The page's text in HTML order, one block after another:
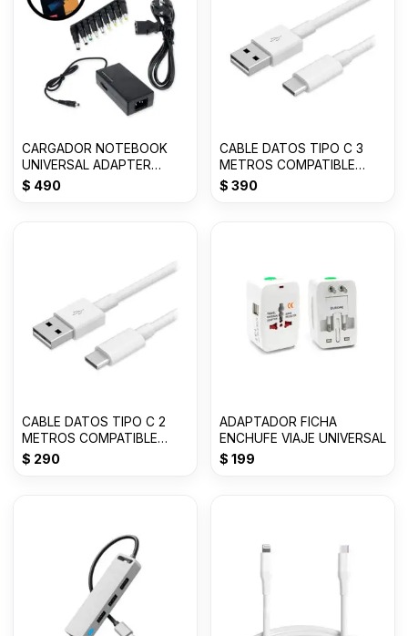
CARGADOR NOTEBOOK
UNIVERSAL ADAPTER
AC/DC 8 FIL SY-96W
$ 490
CABLE DATOS TIPO C 3
METROS COMPATIBLE
BLANCO JK
$ 390
CABLE DATOS TIPO C 2
METROS COMPATIBLE
BLANCO JK
$ 290
ADAPTADOR FICHA
ENCHUFE VIAJE UNIVERSAL
$ 199